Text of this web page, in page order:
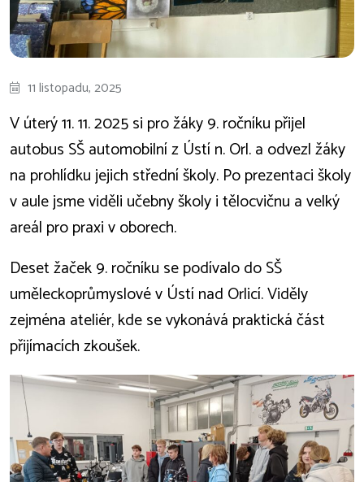
11 listopadu, 2025
V úterý 11. 11. 2025 si pro žáky 9. ročníku přijel
autobus SŠ automobilní z Ústí n. Orl. a odvezl žáky
na prohlídku jejich střední školy. Po prezentaci školy
v aule jsme viděli učebny školy i tělocvičnu a velký
areál pro praxi v oborech.
Deset žaček 9. ročníku se podívalo do SŠ
uměleckoprůmyslové v Ústí nad Orlicí. Viděly
zejména ateliér, kde se vykonává praktická část
přijímacích zkoušek.